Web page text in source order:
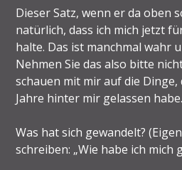
Dieser Satz, wenn er da oben
natürlich, dass ich mich jetzt
halte. Das ist manchmal wahr
Nehmen Sie das also bitte
schauen mit mir auf die Dinge,
Jahre hinter mir gelassen habe.
Was hat sich gewandelt?
schreiben: „Wie habe ich mich